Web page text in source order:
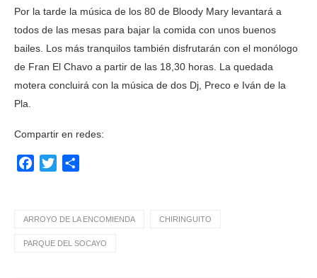
Por la tarde la música de los 80 de Bloody Mary levantará a
todos de las mesas para bajar la comida con unos buenos
bailes. Los más tranquilos también disfrutarán con el monólogo
de Fran El Chavo a partir de las 18,30 horas. La quedada
motera concluirá con la música de dos Dj, Preco e Iván de la
Pla.
Compartir en redes:
Facebook
Twitter
ARROYO DE LA ENCOMIENDA CHIRINGUITO
PARQUE DEL SOCAYO